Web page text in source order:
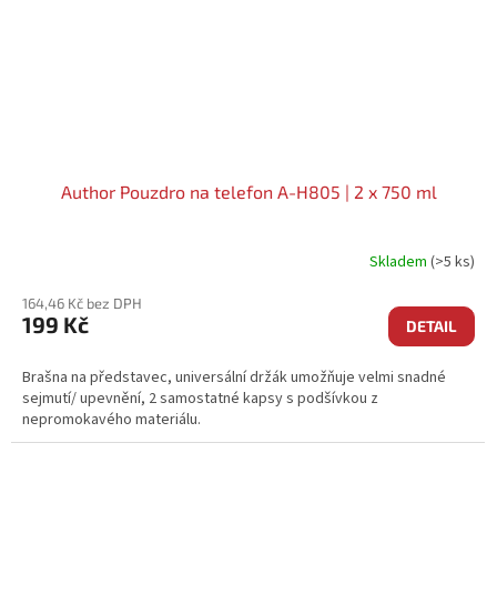
Author Pouzdro na telefon A-H805 | 2 x 750 ml
Skladem (>5 ks)
164,46 Kč bez DPH
199 Kč DETAIL
Brašna na představec, universální držák umožňuje velmi snadné
sejmutí/ upevnění, 2 samostatné kapsy s podšívkou z
nepromokavého materiálu.